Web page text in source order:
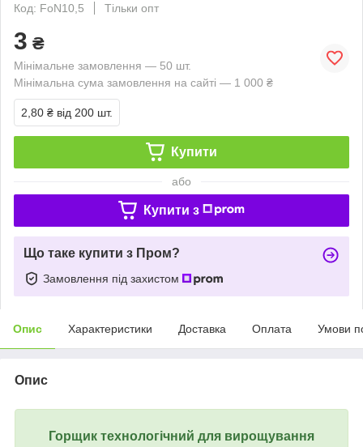
Код: FoN10,5
Тільки опт
3 ₴
Мінімальне замовлення — 50 шт.
Мінімальна сума замовлення на сайті — 1 000 ₴
2,80 ₴ від 200 шт.
Купити
або
Купити з
Що таке купити з Пром?
Замовлення під захистом
Опис Характеристики Доставка Оплата Умови
Опис
Горщик технологічний для вирощування